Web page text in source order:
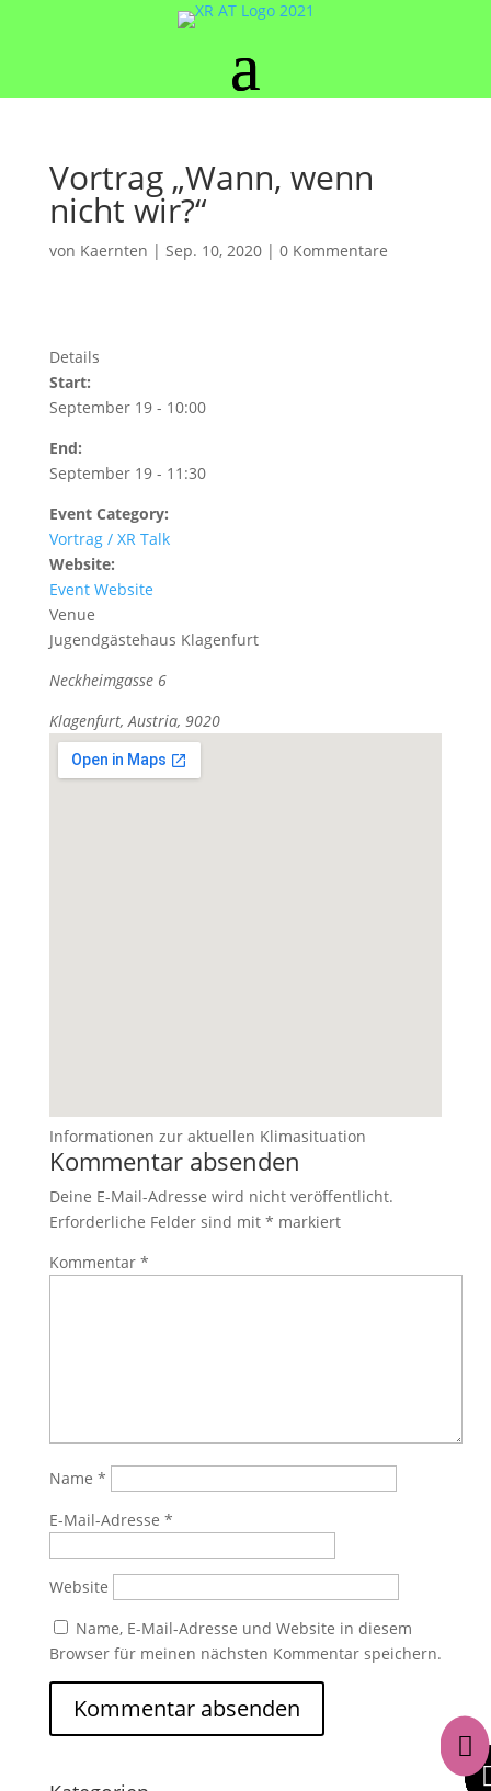

Vortrag „Wann, wenn
nicht wir?“
von Kaernten | Sep. 10, 2020| 0 Kommentare
Details
Start:
September 19 - 10:00
End:
September 19 - 11:30
Event Category:
Vortrag / XR Talk
Website:
Event Website
Venue
Jugendgästehaus Klagenfurt
Neckheimgasse 6
Klagenfurt, Austria, 9020
Informationen zur aktuellen Klimasituation
Kommentar absenden
Deine E-Mail-Adresse wird nicht veröffentlicht.
Erforderliche Felder sind mit * markiert
Kommentar *
Name *
E-Mail-Adresse *
Website
Name, E-Mail-Adresse und Website in diesem
Browser für meinen nächsten Kommentar speichern.